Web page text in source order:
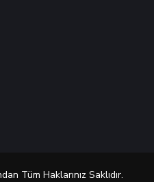
Tüm Haklarınız Saklıdır.